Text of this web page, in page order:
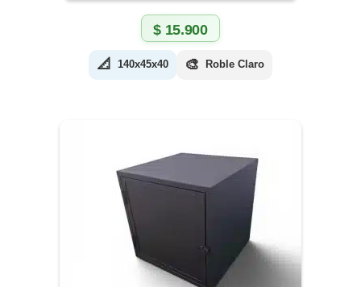
$15.900
📐 140x45x40 🎨 Roble Claro